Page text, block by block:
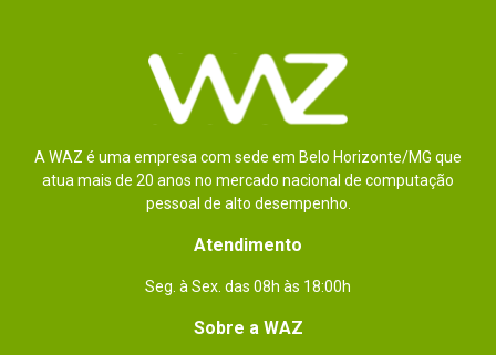
A WAZ é uma empresa com sede em Belo Horizonte/MG que
atua mais de 20 anos no mercado nacional de computação
pessoal de alto desempenho.
Atendimento
Seg. à Sex. das 08h às 18:00h
Sobre a WAZ